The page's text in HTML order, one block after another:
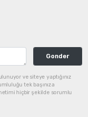
Gonder
ve siteye yaptığınız
tek başınıza
hiçbir şekilde sorumlu